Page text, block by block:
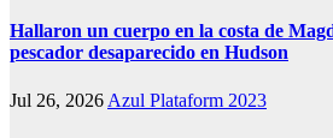
Hallaron un cuerpo en la costa de
pescador desaparecido en Hudson
Jul 26, 2026 Azul Plataform 2023